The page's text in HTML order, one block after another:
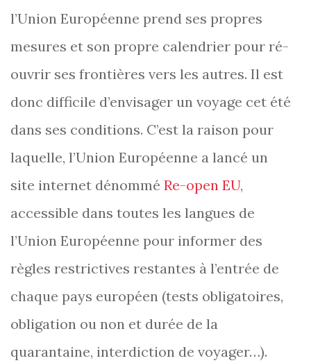
l’Union Européenne prend ses propres
mesures et son propre calendrier pour ré-
ouvrir ses frontières vers les autres. Il est
donc difficile d’envisager un voyage cet été
dans ses conditions. C’est la raison pour
laquelle, l’Union Européenne a lancé un
site internet dénommé Re-open EU,
accessible dans toutes les langues de
l’Union Européenne pour informer des
règles restrictives restantes à l’entrée de
chaque pays européen (tests obligatoires,
obligation ou non et durée de la
quarantaine, interdiction de voyager…).